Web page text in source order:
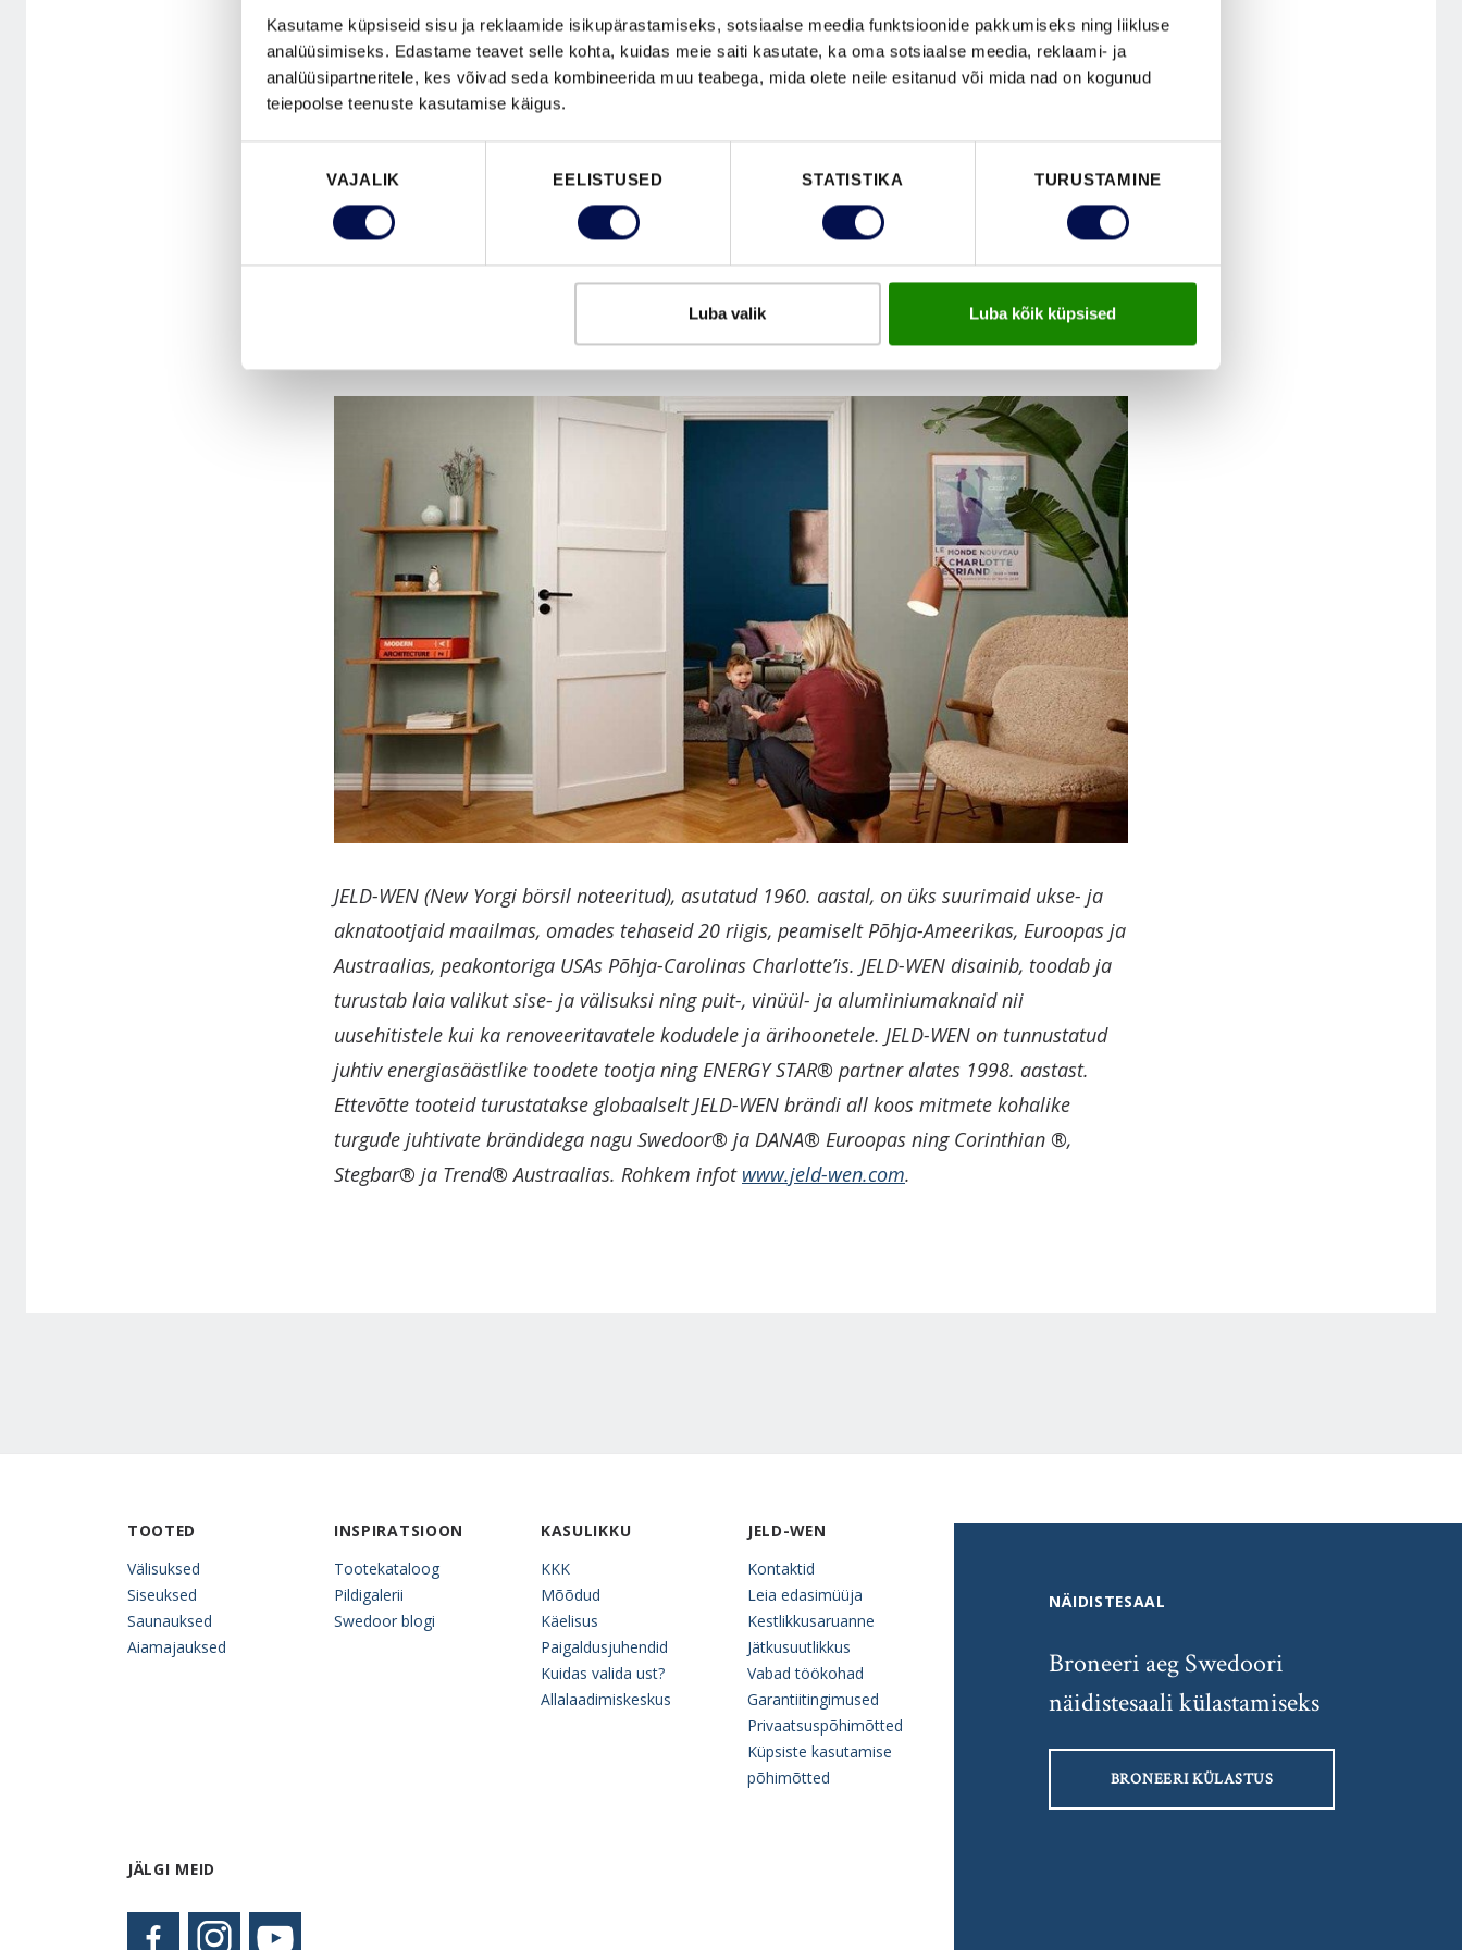
Kasutame küpsiseid sisu ja reklaamide isikupärastamiseks, sotsiaalse meedia funktsioonide pakkumiseks ning liikluse
analüüsimiseks. Edastame teavet selle kohta, kuidas meie saiti kasutate, ka oma sotsiaalse meedia, reklaami- ja
analüüsipartneritele, kes võivad seda kombineerida muu teabega, mida olete neile esitanud või mida nad on kogunud
teiepoolse teenuste kasutamise käigus.
VAJALIK EELISTUSED STATISTIKA TURUSTAMINE
Luba valik Luba kõik küpsised
Kaimur Kivi lisab: “Baltikumis ja Soomes ei ole inimesed kuigi teadlikud uste
erinevatest omadustest. Me teeme sageli lihtsama valiku, kaalumata erinevaid
disaini-, värvi- ja lisaväärtuste, nagu heli- ja tulekindlus, jätkusuutlikkus jne,
võimalusi.”
Seoses 1. aprillil toimuva brändivahetusega, teeb JELD-WEN tihedat koostööd
Baltikumi ja Soome klientidega, et valmistada ette vajalikud muudatused kõigis äri
kokkupuutepunktides. Lisaks käivitatakse ulatuslik turunduskampaania uue brändi
JELD-WEN (New Yorgi börsil noteeritud), asutatud 1960. aastal, on üks suurimaid ukse- ja
aknatootjaid maailmas, omades tehaseid 20 riigis, peamiselt Põhja-Ameerikas, Euroopas ja
Austraalias, peakontoriga USAs Põhja-Carolinas Charlotte’is. JELD-WEN disainib, toodab ja
turustab laia valikut sise- ja välisuksi ning puit-, vinüül- ja alumiiniumaknaid nii
uusehitistele kui ka renoveeritavatele kodudele ja ärihoonetele. JELD-WEN on tunnustatud
juhtiv energiasäästlike toodete tootja ning ENERGY STAR® partner alates 1998. aastast.
Ettevõtte tooteid turustatakse globaalselt JELD-WEN brändi all koos mitmete kohalike
turgude juhtivate brändidega nagu Swedoor® ja DANA® Euroopas ning Corinthian ®,
Stegbar® ja Trend® Austraalias. Rohkem infot www.jeld-wen.com.
TOOTED
Välisuksed
Siseuksed
Saunauksed
Aiamajauksed
INSPIRATSIOON
Tootekataloog
Pildigalerii
Swedoor blogi
KASULIKKU
KKK
Mõõdud
Käelisus
Paigaldusjuhendid
Kuidas valida ust?
Allalaadimiskeskus
JELD-WEN
Kontaktid
Leia edasimüüja
Kestlikkusaruanne
Jätkusuutlikkus
Vabad töökohad
Garantiitingimused
Privaatsuspõhimõtted
Küpsiste kasutamise
põhimõtted
JÄLGI MEID
NÄIDISTESAAL
Broneeri aeg Swedoori
näidistesaali külastamiseks
BRONEERI KÜLASTUS